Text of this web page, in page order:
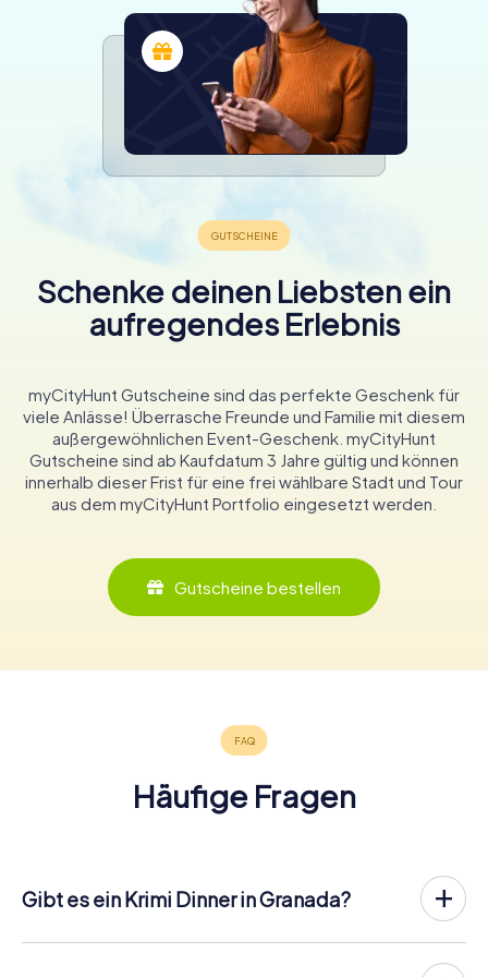
Schenke deinen Liebsten ein
aufregendes Erlebnis
myCityHunt Gutscheine sind das perfekte Geschenk für
viele Anlässe! Überrasche Freunde und Familie mit diesem
außergewöhnlichen Event-Geschenk. myCityHunt
Gutscheine sind ab Kaufdatum 3 Jahre gültig und können
innerhalb dieser Frist für eine frei wählbare Stadt und Tour
aus dem myCityHunt Portfolio eingesetzt werden.
Gutscheine bestellen
Häufige Fragen
Gibt es ein Krimi Dinner in Granada?
In Granada könnt ihr an einem Krimispiel teilnehmen – wann
und mit wem ihr wollt! Bei unserem Krimispiel handelt es
sich nicht um ein klassisches Krimi Dinner, bei dem ihr zu